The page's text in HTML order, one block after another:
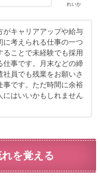
れいか
がキャリアアップや給与
に考えられる仕事の一つ
ることで未経験でも採用
仕事です。月末などの締
社員でも残業をお願いさ
事です。ただ時間に余裕
にはいいかもしれません
を覚える